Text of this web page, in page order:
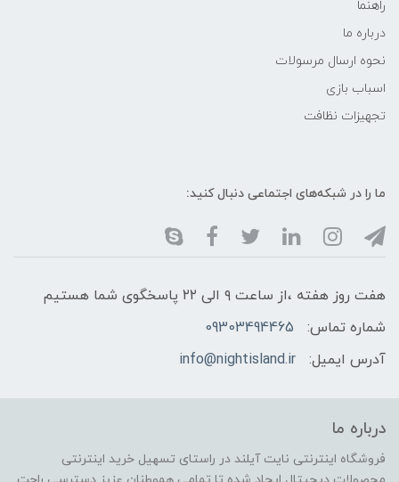
راهنما
درباره ما
نحوه ارسال مرسولات
اسباب بازی
تجهیزات نظافت
ما را در شبکه‌های اجتماعی دنبال کنید:
هفت روز هفته ،از ساعت ۹ الی ۲۲ پاسخگوی شما هستیم
شماره تماس:
09303494465
آدرس ایمیل:
info@nightisland.ir
درباره ما
فروشگاه اینترنتی نایت آیلند در راستای تسهیل خرید اینترنتی